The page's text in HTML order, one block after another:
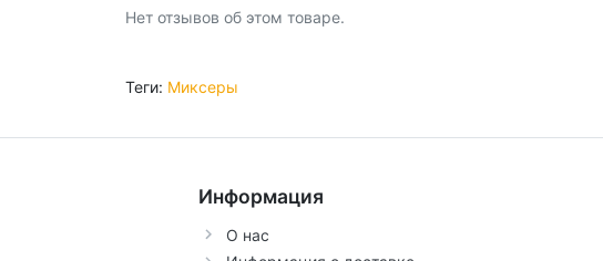
Нет отзывов об этом товаре.
Теги: Миксеры
Информация
О нас